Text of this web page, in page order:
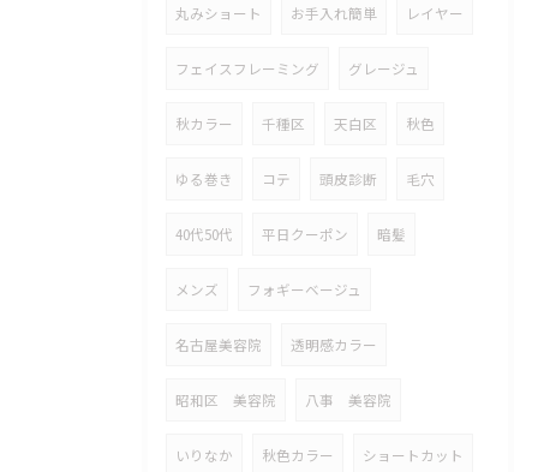
丸みショート お手入れ簡単 レイヤー
フェイスフレーミング グレージュ
秋カラー 千種区 天白区 秋色
ゆる巻き コテ 頭皮診断 毛穴
40代50代 平日クーポン 暗髪
メンズ フォギーベージュ
名古屋美容院 透明感カラー
昭和区 美容院 八事 美容院
いりなか 秋色カラー ショートカット